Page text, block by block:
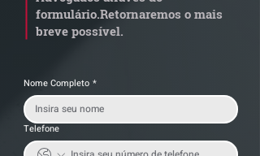
transportadoras
formulário.Retornaremos o mais
breve possível.
Nome Completo *
Telefone